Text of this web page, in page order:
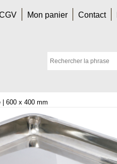
Mon panier Contact
| 600 x 400 mm